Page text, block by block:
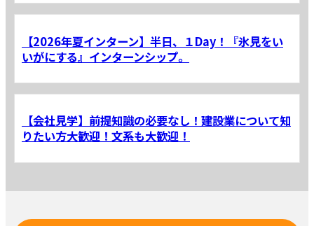
【2026年夏インターン】半日、１Day！『氷見をい
いがにする』インターンシップ。
【会社見学】前提知識の必要なし！建設業について知
りたい方大歓迎！文系も大歓迎！